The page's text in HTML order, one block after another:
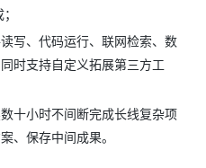
写、代码运行、联网检索、数
时支持自定义拓展第三方工
十小时不间断完成长线复杂项
、保存中间成果。